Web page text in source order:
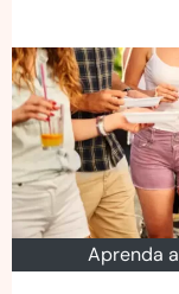
Aprenda